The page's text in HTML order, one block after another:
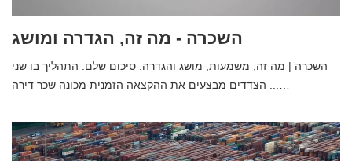
השכרה - מה זה, הגדרה ומושג
השכרה | מה זה, משמעות, מושג והגדרה. סיכום שלם. התהליך בו שני
הצדדים מבצעים את ההקצאה הזמנית מכונה שכר דירה ...…